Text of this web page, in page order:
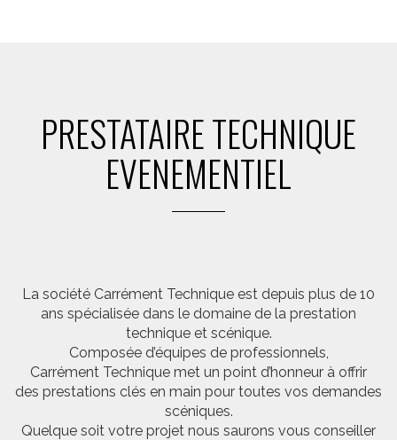
PRESTATAIRE TECHNIQUE
EVENEMENTIEL
La société Carrément Technique est depuis plus de 10
ans spécialisée dans le domaine de la prestation
technique et scénique.
Composée d’équipes de professionnels,
Carrément Technique met un point d’honneur à offrir
des prestations clés en main pour toutes vos demandes
scéniques.
Quelque soit votre projet nous saurons vous conseiller